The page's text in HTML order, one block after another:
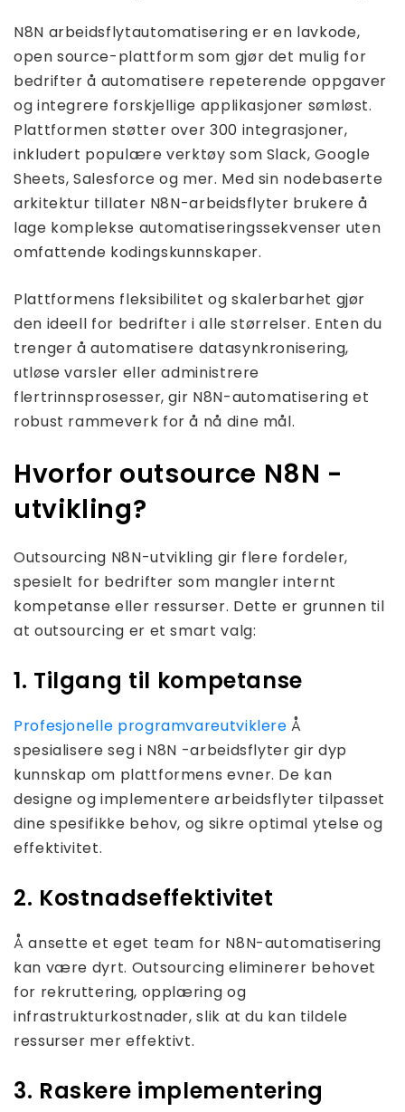
N8N arbeidsflytautomatisering er en lavkode,
open source-plattform som gjør det mulig for
bedrifter å automatisere repeterende oppgaver
og integrere forskjellige applikasjoner sømløst.
Plattformen støtter over 300 integrasjoner,
inkludert populære verktøy som Slack, Google
Sheets, Salesforce og mer. Med sin nodebaserte
arkitektur tillater N8N-arbeidsflyter brukere å
lage komplekse automatiseringssekvenser uten
omfattende kodingskunnskaper.
Plattformens fleksibilitet og skalerbarhet gjør
den ideell for bedrifter i alle størrelser. Enten du
trenger å automatisere datasynkronisering,
utløse varsler eller administrere
flertrinnsprosesser, gir N8N-automatisering et
robust rammeverk for å nå dine mål.
Hvorfor outsource N8N -
utvikling?
Outsourcing N8N-utvikling gir flere fordeler,
spesielt for bedrifter som mangler internt
kompetanse eller ressurser. Dette er grunnen til
at outsourcing er et smart valg:
1. Tilgang til kompetanse
Profesjonelle programvareutviklere Å
spesialisere seg i N8N -arbeidsflyter gir dyp
kunnskap om plattformens evner. De kan
designe og implementere arbeidsflyter tilpasset
dine spesifikke behov, og sikre optimal ytelse og
effektivitet.
2. Kostnadseffektivitet
Å ansette et eget team for N8N-automatisering
kan være dyrt. Outsourcing eliminerer behovet
for rekruttering, opplæring og
infrastrukturkostnader, slik at du kan tildele
ressurser mer effektivt.
3. Raskere implementering